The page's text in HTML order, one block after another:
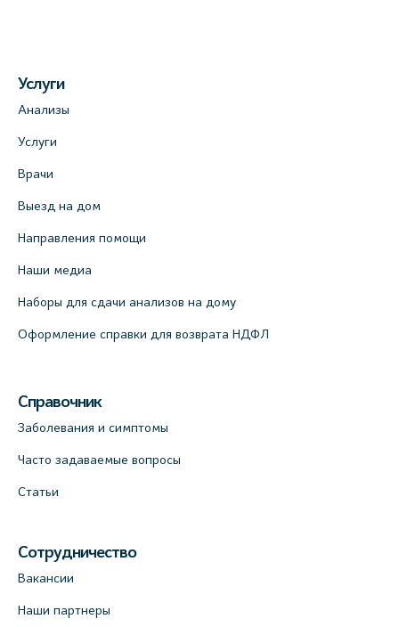
Услуги
Анализы
Услуги
Врачи
Выезд на дом
Направления помощи
Наши медиа
Наборы для сдачи анализов на дому
Оформление справки для возврата НДФЛ
Справочник
Заболевания и симптомы
Часто задаваемые вопросы
Статьи
Сотрудничество
Вакансии
Наши партнеры